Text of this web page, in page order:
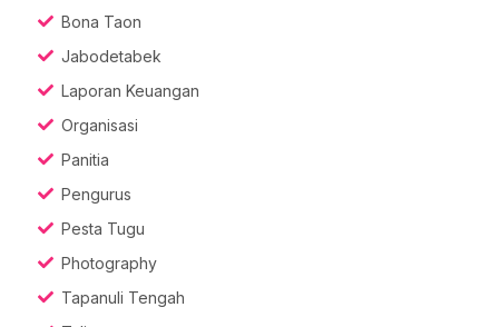
Bona Taon
Jabodetabek
Laporan Keuangan
Organisasi
Panitia
Pengurus
Pesta Tugu
Photography
Tapanuli Tengah